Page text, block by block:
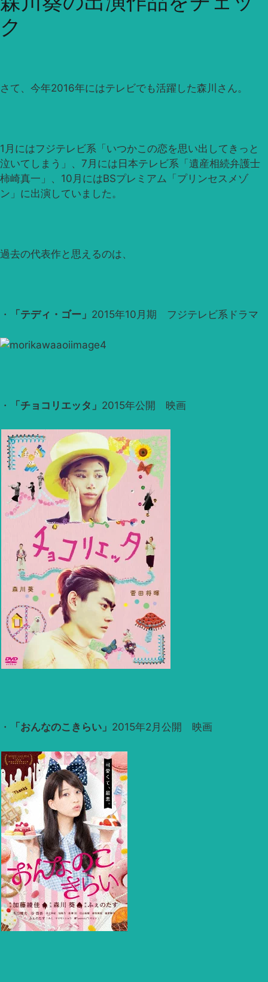
ク
さて、今年2016年にはテレビでも活躍した森川さん。
1月にはフジテレビ系「いつかこの恋を思い出してきっと
泣いてしまう」、7月には日本テレビ系「遺産相続弁護士
柿崎真一」、10月にはBSプレミアム「プリンセスメゾ
ン」に出演していました。
過去の代表作と思えるのは、
・ 「テディ・ゴー」 2015年10月期 フジテレビ系ドラマ
・ 「チョコリエッタ」 2015年公開 映画
・ 「おんなのこきらい」 2015年2月公開 映画